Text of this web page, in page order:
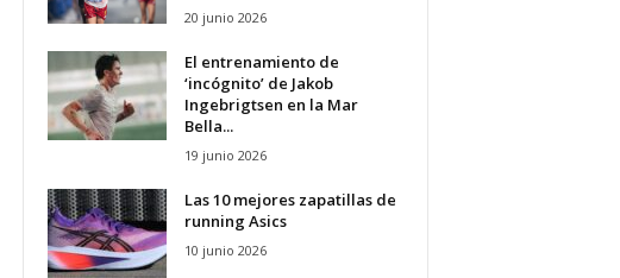
20 junio 2026
El entrenamiento de
‘incógnito’ de Jakob
Ingebrigtsen en la Mar
Bella...
19 junio 2026
Las 10 mejores zapatillas de
running Asics
10 junio 2026